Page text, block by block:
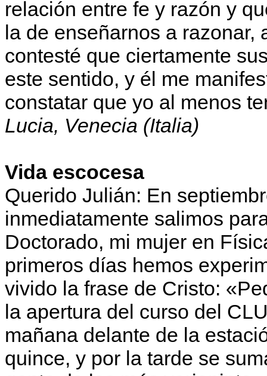
relación entre fe y razón y
la de enseñarnos a razonar,
contesté que ciertamente
este sentido, y él me
constatar que yo al menos
Lucia, Venecia (Italia)
Vida escocesa
Querido Julián: En
inmediatamente salimos
Doctorado, mi mujer en
primeros días hemos
vivido la frase de Cristo:
la apertura del curso del
mañana delante de la
quince, y por la tarde se